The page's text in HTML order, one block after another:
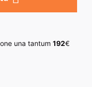
una tantum 192€